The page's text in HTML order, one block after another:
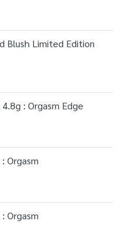
Blush Limited Edition
: Orgasm Edge
Orgasm
Orgasm